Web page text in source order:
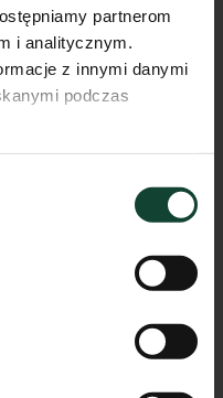
partnerom
i analitycznym.
z innymi danymi
podczas